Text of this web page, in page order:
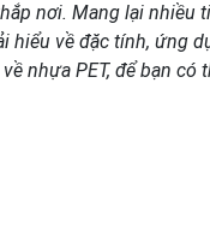
nơi. Mang lại nhiều
hiểu về đặc tính, ứng
nhựa PET, để bạn có